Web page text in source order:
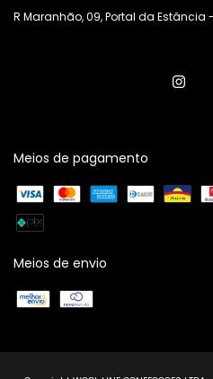
R Maranhão, 09, Portal da
Meios de pagamento
Meios de envio